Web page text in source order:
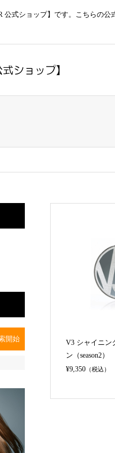
公式ショップ】です。こちらの
V3 シャイニン
ン（season2）
¥9,350（税込）